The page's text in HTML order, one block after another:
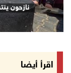
07/آب/2026 10:17 م
قوات الاحتلال
الاحتلال يعيق
نازحون
اقرأ أيضا